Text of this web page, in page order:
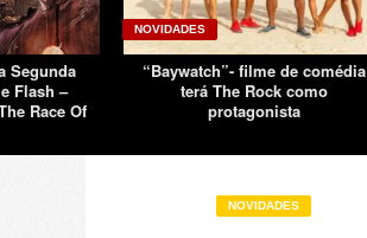
Segunda
Flash –
Race Of
NOVIDADES
“Baywatch”- filme de comédia
terá The Rock como
protagonista
NOVIDADES